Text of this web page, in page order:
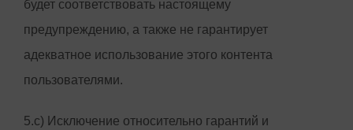
будет соответствовать настоящему
предупреждению, а также не гарантирует
адекватное использование этого контента
пользователями.
5.c) Исключение относительно гарантий и